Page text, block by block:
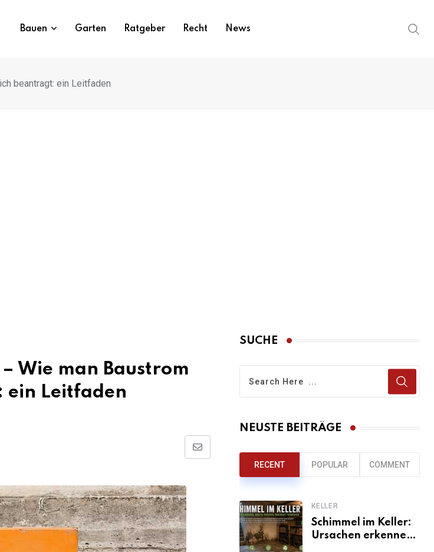
Bauen Garten Ratgeber Recht News
beantragt: ein Leitfaden
Wie man Baustrom
ein Leitfaden
Share
SUCHE
NEUSTE BEITRÄGE
RECENT POPULAR COMMENT
KELLER
Schimmel im Keller:
Ursachen erkennen